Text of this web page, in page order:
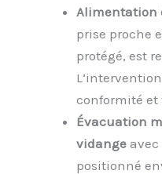
Alimentation
prise proche
protégé, est
conformité et
Évacuation
vidange avec
positionné